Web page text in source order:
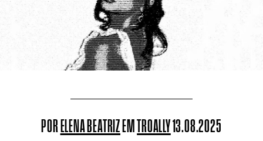
PORELENA BEATRIZEMTROALLY13.08.2025